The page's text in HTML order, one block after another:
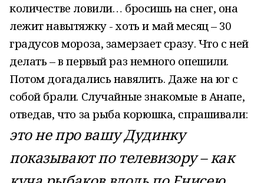
количестве ловили… бросишь на снег, она
лежит навытяжку - хоть и май месяц – 30
градусов мороза, замерзает сразу. Что с ней
делать – в первый раз немного опешили.
Потом догадались навялить. Даже на юг с
собой брали. Случайные знакомые в Анапе,
отведав, что за рыба корюшка, спрашивали:
это не про вашу Дудинку
показывают по телевизору – как